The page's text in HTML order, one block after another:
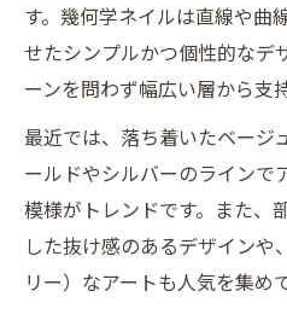
す。幾何学ネイルは直線や曲
せたシンプルかつ個性的なデ
ーンを問わず幅広い層から支
最近では、落ち着いたベージ
ールドやシルバーのラインで
模様がトレンドです。また、
した抜け感のあるデザインや
リー）なアートも人気を集め